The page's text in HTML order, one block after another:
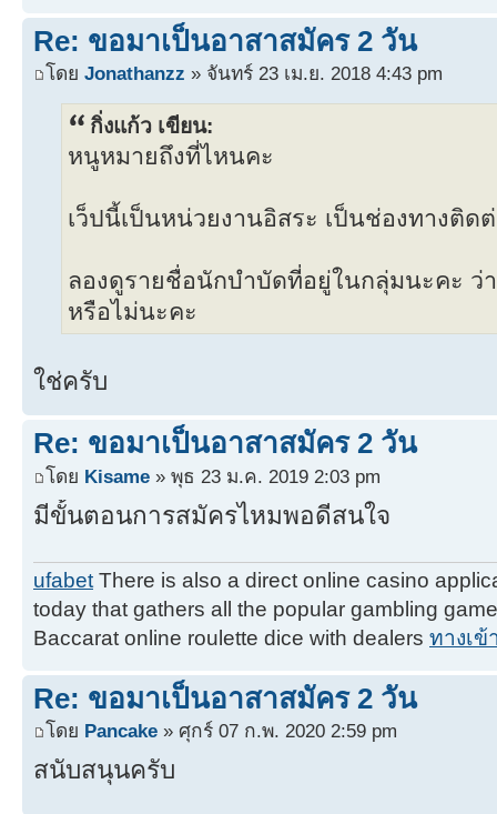
Re: ขอมาเป็นอาสาสมัคร 2 วัน
โดย Jonathanzz » จันทร์ 23 เม.ย. 2018 4:43 pm
กิ่งแก้ว เขียน:
หนูหมายถึงที่ไหนคะ
เว็ปนี้เป็นหน่วยงานอิสระ เป็นช่องทางติ
ลองดูรายชื่อนักบำบัดที่อยู่ในกลุ่มนะคะ ว่
หรือไม่นะคะ
ใช่ครับ
Re: ขอมาเป็นอาสาสมัคร 2 วัน
โดย Kisame » พุธ 23 ม.ค. 2019 2:03 pm
มีขั้นตอนการสมัครไหมพอดีสนใจ
ufabet There is also a direct online casino
today that gathers all the popular gambling
Baccarat online roulette dice with dealers ทางเข้
Re: ขอมาเป็นอาสาสมัคร 2 วัน
โดย Pancake » ศุกร์ 07 ก.พ. 2020 2:59 pm
สนับสนุนครับ